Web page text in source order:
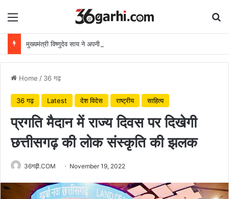
Menu
Home / 36 गढ़
36 गढ़ Latest देश विदेस राष्ट्रीय साहित्य
प्रगति मैदान में राज्य दिवस पर दिखेगी
छत्तीसगढ़ की लोक संस्कृति की झलक
36गढ़ी.COM November 19, 2022